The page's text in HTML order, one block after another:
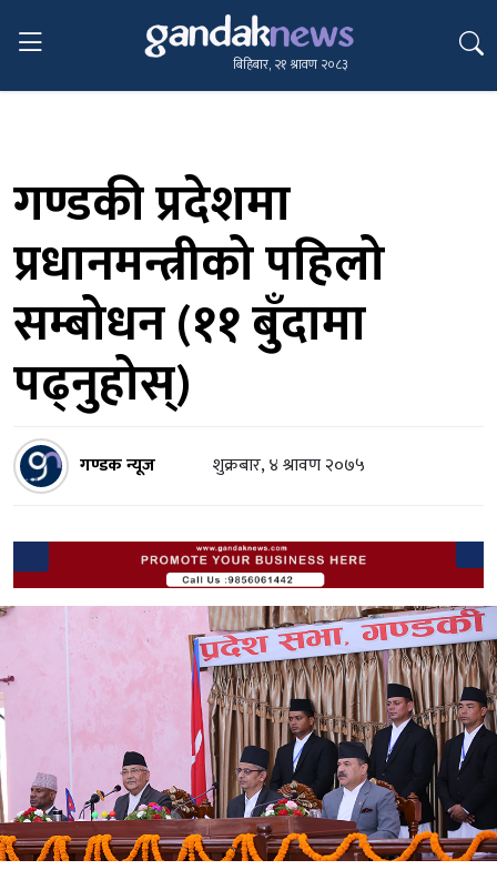
बिहिबार, २१ श्रावण २०८३
गण्डकी प्रदेशमा
प्रधानमन्त्रीको पहिलो
सम्बोधन (११ बुँदामा
पढ्नुहोस्)
गण्डक न्यूज शुक्रबार, ४ श्रावण २०७५